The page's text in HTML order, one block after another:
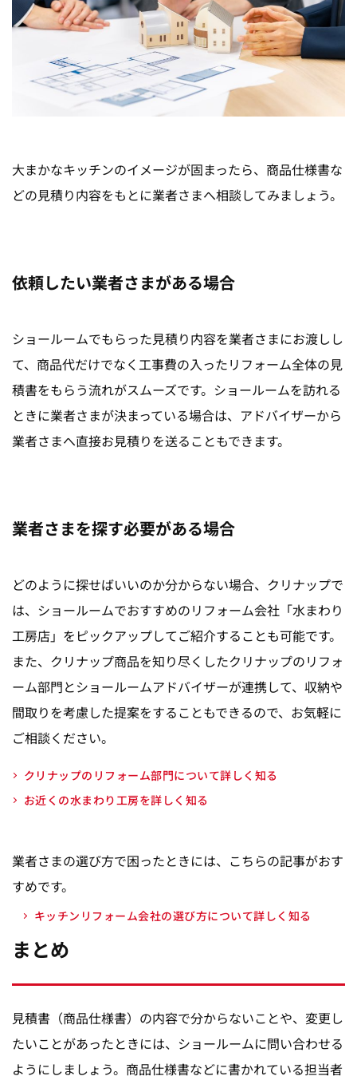
大まかなキッチンのイメージが固まったら、商品仕様書な
どの見積り内容をもとに業者さまへ相談してみましょう。
依頼したい業者さまがある場合
ショールームでもらった見積り内容を業者さまにお渡しし
て、商品代だけでなく工事費の入ったリフォーム全体の見
積書をもらう流れがスムーズです。ショールームを訪れる
ときに業者さまが決まっている場合は、アドバイザーから
業者さまへ直接お見積りを送ることもできます。
業者さまを探す必要がある場合
どのように探せばいいのか分からない場合、クリナップで
は、ショールームでおすすめのリフォーム会社「水まわり
工房店」をピックアップしてご紹介することも可能です。
また、クリナップ商品を知り尽くしたクリナップのリフォ
ーム部門とショールームアドバイザーが連携して、収納や
間取りを考慮した提案をすることもできるので、お気軽に
ご相談ください。
クリナップのリフォーム部門について詳しく知る
お近くの水まわり工房を詳しく知る
業者さまの選び方で困ったときには、こちらの記事がおす
すめです。
キッチンリフォーム会社の選び方について詳しく知る
まとめ
見積書（商品仕様書）の内容で分からないことや、変更し
たいことがあったときには、ショールームに問い合わせる
ようにしましょう。商品仕様書などに書かれている担当者